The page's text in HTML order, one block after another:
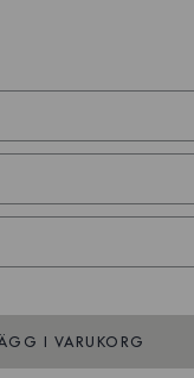
I VARUKORG